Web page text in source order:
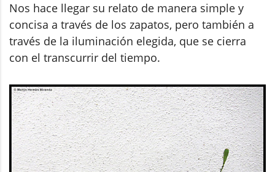
Nos hace llegar su relato de manera simple y
concisa a través de los zapatos, pero también a
través de la iluminación elegida, que se cierra
con el transcurrir del tiempo.